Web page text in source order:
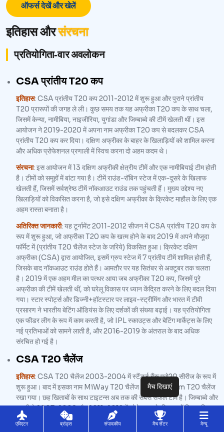
एविएटर ब्रांड्स संपादकीय मैच सेंटर मेन्यू
ऑफर्स देखें और खेलें
इतिहास औरसंरचना
प्रतियोगिता‑वार अवलोकन
CSA प्रांतीय T20 कप
इतिहास: CSA प्रांतीय T20 कप 2011-2012 में शुरू हुआ और पुराने प्रांतीय
T20 प्रारूपों की जगह ले ली। कुछ समय तक यह अफ्रीका T20 कप के साथ चला,
जिसमें केन्या, नामीबिया, नाइजीरिया, युगांडा और जिम्बाब्वे की टीमें खेलती थीं। इस
आयोजन ने 2019-2020 में अपना नाम अफ्रीका T20 कप से बदलकर CSA
प्रांतीय T20 कप कर दिया। दक्षिण अफ्रीका के बाहर के खिलाड़ियों को शामिल करना
और अधिक प्रोफेशनल प्रणाली में स्विच करना दो अहम कदम थे।
संरचना: इस आयोजन में 13 दक्षिण अफ्रीकी क्षेत्रीय टीमें और एक नामीबियाई टीम होती
है। टीमों को समूहों में बांटा गया है। टीमें राउंड-रॉबिन स्टेज में एक-दूसरे के खिलाफ
खेलती हैं, जिसमें सर्वश्रेष्ठ टीमें नॉकआउट राउंड तक पहुंचती हैं। मुख्य उद्देश्य नए
खिलाड़ियों को विकसित करना है, जो इसे दक्षिण अफ्रीका के क्रिकेट माहौल के लिए एक
अहम रास्ता बनाता है।
अतिरिक्त जानकारी: यह टूर्नामेंट 2011-2012 सीजन में CSA प्रांतीय T20 कप के
रूप में शुरू हुआ, जो अफ्रीका T20 कप के खत्म होने के बाद 2019 में अपने मौजूदा
फॉर्मेट में (प्रांतीय T20 चैलेंज स्टेज के जरिये) विकसित हुआ। क्रिकेट दक्षिण
अफ्रीका (CSA) द्वारा आयोजित, इसमें ग्रुप स्टेज में 7 प्रांतीय टीमें शामिल होती हैं,
जिसके बाद नॉकआउट राउंड होते हैं। आमतौर पर यह सितंबर से अक्टूबर तक चलता
है। 2019 में एक अहम मील का पत्थर आया जब अफ्रीका T20 कप, जिसमें पूरे
अफ्रीका की टीमें खेलती थीं, को घरेलू विकास पर ध्यान केंद्रित करने के लिए बदल दिया
गया। स्टार स्पोर्ट्स और डिज्नी+हॉटस्टार पर लाइव-स्ट्रीमिंग और भारत में टीवी
प्रसारण ने भारतीय बेटिंग ऑडियंस के लिए दर्शकों की संख्या बढ़ाई। यह प्रतियोगिता
एक फीडर लीग के रूप में काम करती है, जो IPL स्काउट्स और बेटिंग मार्केट्स के लिए
नई प्रतिभाओं को सामने लाती है, और 2016-2019 के अंतराल के बाद अधिक
संरचित हो गई है।
CSA T20 चैलेंज
इतिहास: CSA T20 चैलेंज 2003-2004 में स्टैंडर्ड बैंक प्रो20 सीरीज के रूप में
शुरू हुआ। बाद में इसका नाम MiWay T20 चैलेंज और RamSlam T20 चैलेंज
रखा गया। छह खिताबों के साथ टाइटन्स अब तक की सबसे सफल टीम है। जिम्बाब्वे और
इटली ने 2007-2008 और 2011-2012 में थोड़े समय के लिए इसमें हिस्सा लिया।
यह टूर्नामेंट 2018-2019 में बंद हो गया था, लेकिन बाद में नए फॉर्मेट के साथ वापस
आया।
मैच दिखाएं